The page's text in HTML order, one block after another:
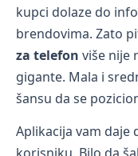
kupci dolaze do
brendovima. Zato
za telefon više nije
gigante. Mala i
šansu da se
Aplikacija vam